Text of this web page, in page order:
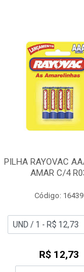
PILHA RAYOVAC
AMAR C/4
Código: 16439
R$ 12,73